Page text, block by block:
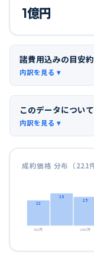
1億円
諸費用込みの目安約
このデータについて
成約価格 分布（221
22
28
25
800万 2400万